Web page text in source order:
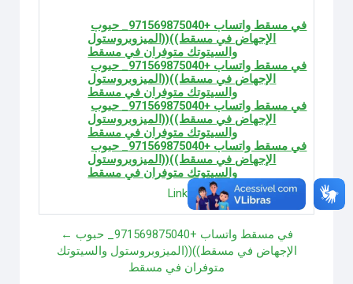
في مسقط واتساب +971569875040_ حبوب
الإجهاض في مسقط))((الميزوبروستول
والسيتوتك متوفران في مسقط
في مسقط واتساب +971569875040_ حبوب
الإجهاض في مسقط))((الميزوبروستول
والسيتوتك متوفران في مسقط
في مسقط واتساب +971569875040_ حبوب
الإجهاض في مسقط))((الميزوبروستول
والسيتوتك متوفران في مسقط
في مسقط واتساب +971569875040_ حبوب
الإجهاض في مسقط))((الميزوبروستول
والسيتوتك متوفران في مسقط
Link direto
Responder
← في مسقط واتساب +971569875040_ حبوب
الإجهاض في مسقط))((الميزوبروستول والسيتوتك
متوفران في مسقط